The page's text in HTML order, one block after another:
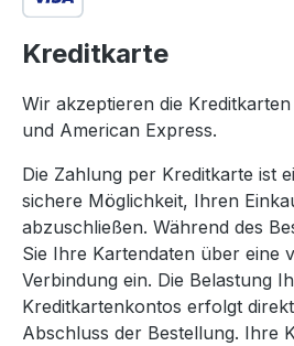
Kreditkarte
Wir akzeptieren die
und American Express.
Die Zahlung per Kreditkarte ist
sichere Möglichkeit, Ihren
abzuschließen. Während des
Sie Ihre Kartendaten über eine
Verbindung ein. Die Belastung
Kreditkartenkontos erfolgt
Abschluss der Bestellung. Ihre